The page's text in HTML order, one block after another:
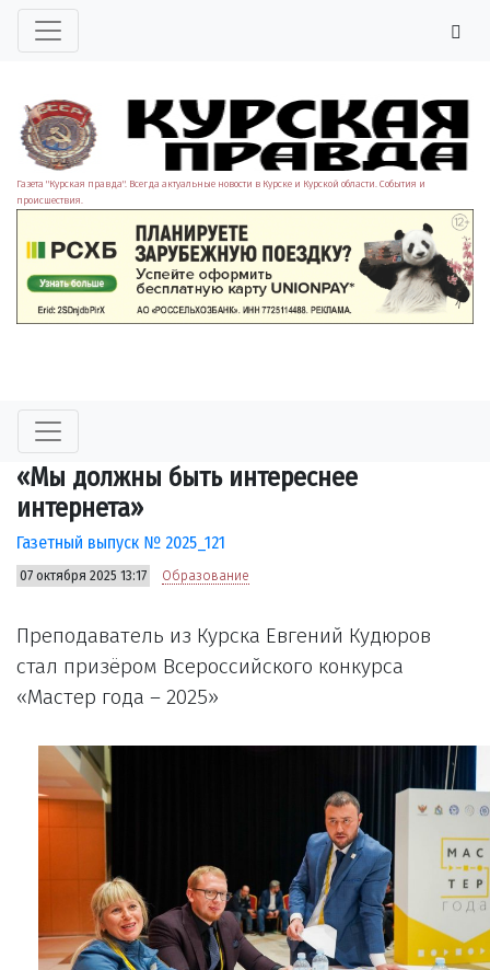
Газета "Курская правда". Всегда актуальные новости в Курске и Курской области. События и
происшествия.
«Мы должны быть интереснее
интернета»
Газетный выпуск № 2025_121
07 октября 2025 13:17 Образование
Преподаватель из Курска Евгений Кудюров
стал призёром Всероссийского конкурса
«Мастер года – 2025»